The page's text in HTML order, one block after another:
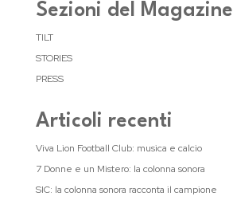
Sezioni del Magazine
TILT
STORIES
PRESS
Articoli recenti
Viva Lion Football Club: musica e calcio
7 Donne e un Mistero: la colonna sonora
SIC: la colonna sonora racconta il campione